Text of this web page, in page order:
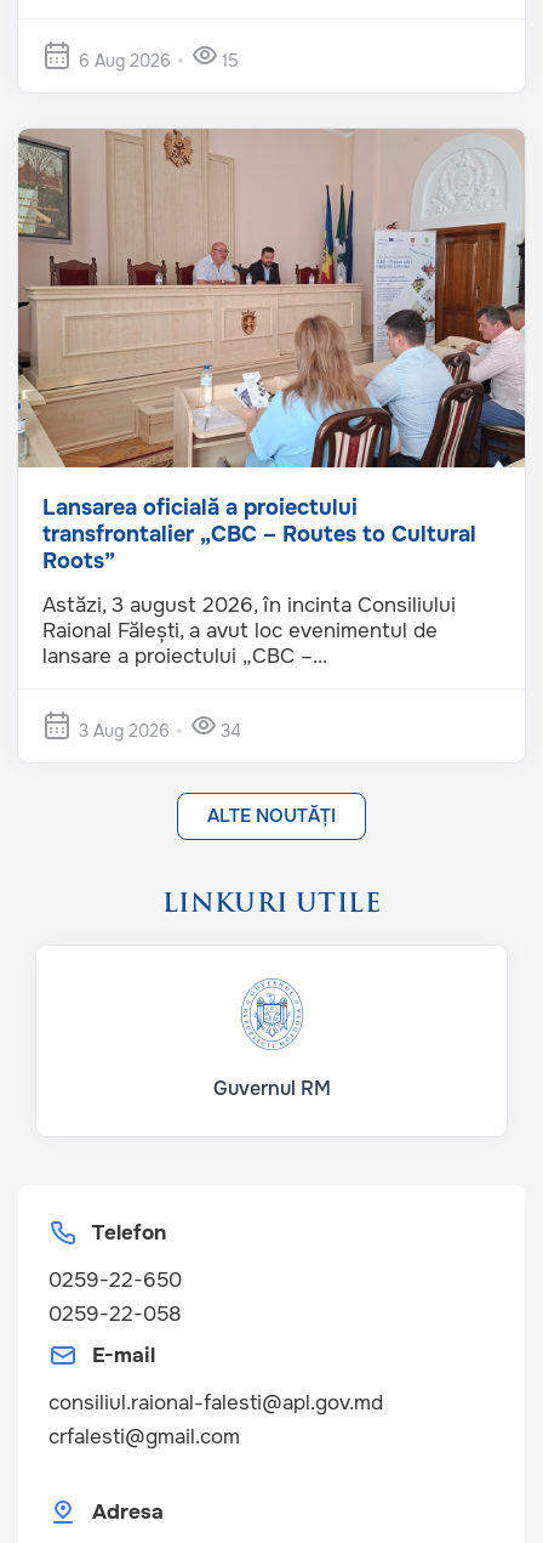
6 Aug 2026 15
Lansarea oficială a proiectului
transfrontalier „CBC – Routes to Cultural
Roots”
Astăzi, 3 august 2026, în incinta Consiliului
Raional Fălești, a avut loc evenimentul de
lansare a proiectului „CBC –...
3 Aug 2026 34
ALTE NOUTĂȚI
LINKURI UTILE
Guvernul RM
Telefon
0259-22-650
0259-22-058
E-mail
consiliul.raional-falesti@apl.gov.md
crfalesti@gmail.com
Adresa